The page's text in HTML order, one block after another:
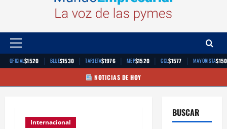
Menú
principal
OFICIAL$1520 | BLUE$1530 | TARJETA$1976 | MEP$1520 | CCL$1577 | MAYORISTA
NOTICIAS DE HOY
Internacional
BUSCAR